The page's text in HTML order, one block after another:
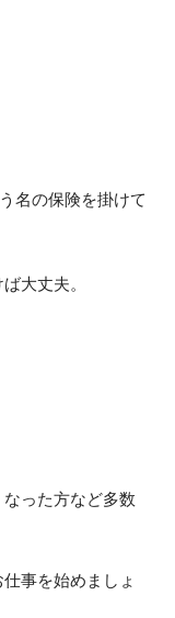
名の保険を掛けて
大丈夫。
った方など多数
事を始めましょ